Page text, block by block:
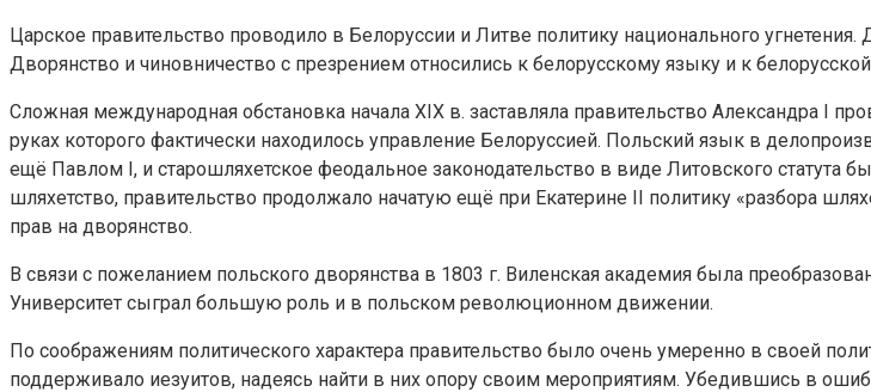
Царское правительство проводило в Белоруссии и Литве политику национального
Дворянство и чиновничество с презрением относились к белорусскому языку и к белорусской
Сложная международная обстановка начала XIX в. заставляла правительство Александра I
руках которого фактически находилось управление Белоруссией. Польский язык в
ещё Павлом I, и старошляхетское феодальное законодательство в виде Литовского статута
шляхетство, правительство продолжало начатую ещё при Екатерине II политику «разбора
прав на дворянство.
В связи с пожеланием польского дворянства в 1803 г. Виленская академия была
Университет сыграл большую роль и в польском революционном движении.
По соображениям политического характера правительство было очень умеренно в своей
поддерживало иезуитов, надеясь найти в них опору своим мероприятиям. Убедившись в